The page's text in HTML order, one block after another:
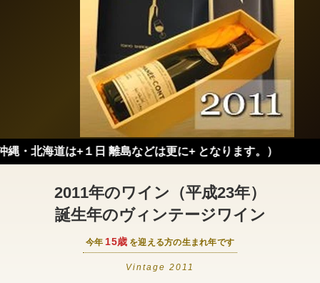
１日 離島などは更に+ となります。）
2011年のワイン（平成23年）
誕生年のヴィンテージワイン
今年 15歳 を迎える方の生まれ年です
Vintage 2011